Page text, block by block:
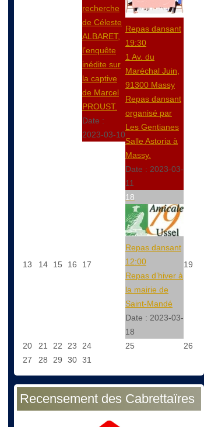
recherche
de Céleste
ALBARET,
l’enquête
inédite sur
la captive
de Marcel
PROUST.
Date :
2023-03-10
Repas dansant
19:30
1 Av. du
Maréchal Juin,
91300 Massy
Repas dansant
organisé par
Les Gentianes
Salle Astoria à
Massy.
Date : 2023-03-
11
13 14 15 16 17
18
Repas dansant
12:00
Repas d’hiver à
la mairie de
Saint-Mandé
Date : 2023-03-
18
19
20 21 22 23 24 25
26
27
28 29 30 31
Recensement des Cabrettaïres